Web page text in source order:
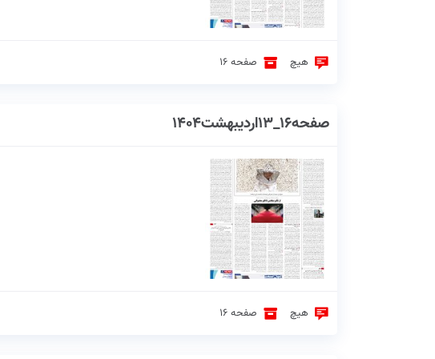
هیچ صفحه 16
صفحه16_13اردیبهشت1404
هیچ صفحه 16